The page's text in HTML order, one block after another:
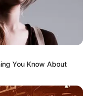
You Know About